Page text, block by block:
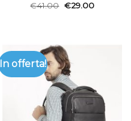
€41.00 €29.00
In offerta!